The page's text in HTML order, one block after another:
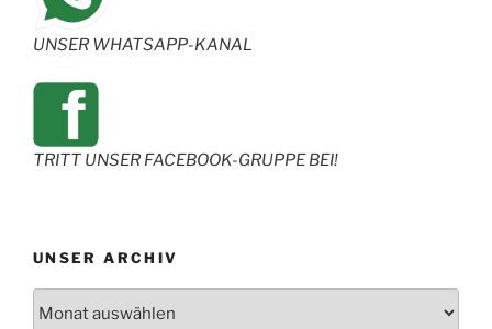
UNSER WHATSAPP-KANAL
TRITT UNSER FACEBOOK-GRUPPE BEI!
UNSER ARCHIV